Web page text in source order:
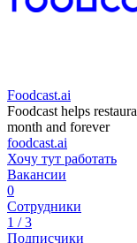
Foodcast.ai
Foodcast helps
month and forever
foodcast.ai
Хочу тут работать
Вакансии
0
Сотрудники
1 / 3
Подписчики